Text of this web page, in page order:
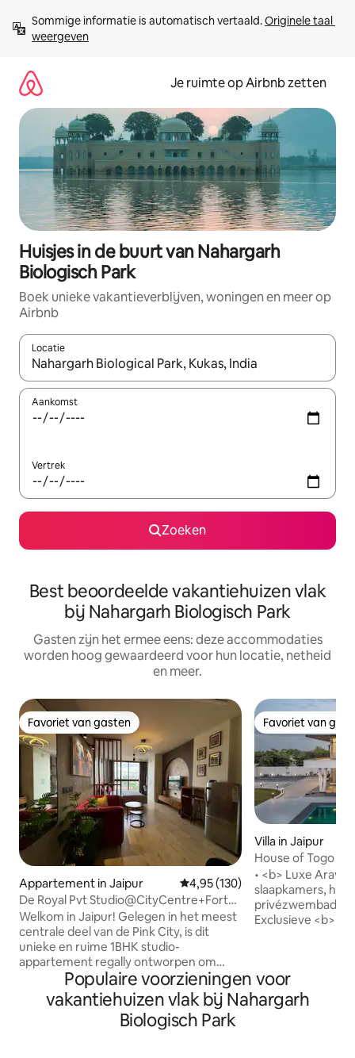
direct
naar
Sommige informatie is automatisch vertaald. Originele taal
weergeven
Je ruimte op Airbnb zetten
Huisjes in de buurt van Nahargarh
Biologisch Park
Boek unieke vakantieverblijven, woningen en meer op
Airbnb
Locatie
Wanneer er suggesties beschikbaar zijn, maak je een keuze
Aankomst
Vertrek
Zoeken
Best beoordeelde vakantiehuizen vlak
bij Nahargarh Biologisch Park
Gasten zijn het ermee eens: deze accommodaties
worden hoog gewaardeerd voor hun locatie, netheid
en meer.
Favoriet van gasten
Favoriet van gasten
Appartement in Jaipur Gemiddelde beoordeling van
4,95 (130)
De Royal Pvt Studio@CityCentre+Fort
View+WiFi+GYM
Welkom in Jaipur! Gelegen in het meest
centrale deel van de Pink City, is dit
unieke en ruime 1BHK studio-
appartement regally ontworpen om
ervoor te zorgen dat je geniet van het
meest luxe verblijf samen met alle
voorzieningen. Gelegen op slechts 4
minuten afstand van het belangrijkste
Favoriet van
Favoriet van
Villa in Jaipur
House of Togo |
slaapkamers,
• <b> Luxe
slaapkamers,
privézwembad en
Exclusieve <b>
met oven en
Zomato/Swiggy
Populaire voorzieningen voor
vakantiehuizen vlak bij Nahargarh
Biologisch Park